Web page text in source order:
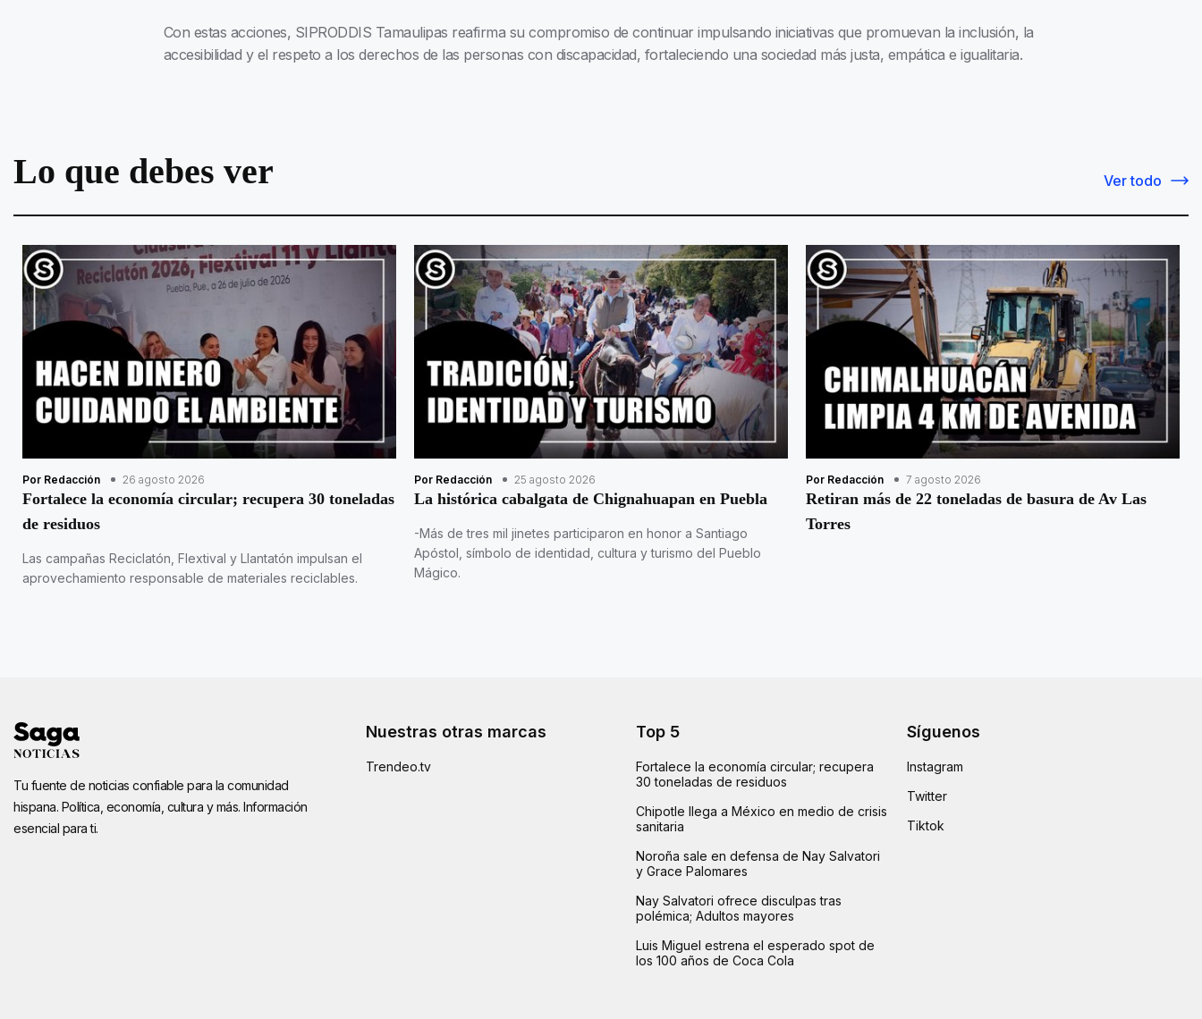
Con estas acciones, SIPRODDIS Tamaulipas reafirma su compromiso de continuar impulsando iniciativas que promuevan la inclusión, la
accesibilidad y el respeto a los derechos de las personas con discapacidad, fortaleciendo una sociedad más justa, empática e igualitaria.
Lo que debes ver Ver todo
Por Redacción 26 agosto 2026
Fortalece la economía circular; recupera 30 toneladas
de residuos
Las campañas Reciclatón, Flextival y Llantatón impulsan el
aprovechamiento responsable de materiales reciclables.
Por Redacción 25 agosto 2026
La histórica cabalgata de Chignahuapan en Puebla
-Más de tres mil jinetes participaron en honor a Santiago
Apóstol, símbolo de identidad, cultura y turismo del Pueblo
Mágico.
Por Redacción 7 agosto 2026
Retiran más de 22 toneladas de basura de Av Las
Torres
Tu fuente de noticias confiable para la comunidad
hispana. Política, economía, cultura y más. Información
esencial para ti.
Nuestras otras marcas
Trendeo.tv
Top 5
Fortalece la economía circular; recupera
30 toneladas de residuos
Chipotle llega a México en medio de crisis
sanitaria
Noroña sale en defensa de Nay Salvatori
y Grace Palomares
Nay Salvatori ofrece disculpas tras
polémica; Adultos mayores
Luis Miguel estrena el esperado spot de
los 100 años de Coca Cola
Síguenos
Instagram
Twitter
Tiktok